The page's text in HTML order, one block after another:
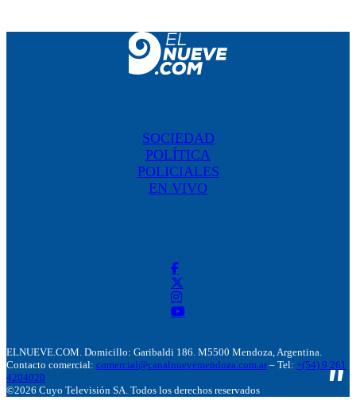
SOCIEDAD
POLÍTICA
POLICIALES
EN VIVO
ELNUEVE.COM. Domicillo: Garibaldi 186. M5500 Mendoza, Argentina.
Contacto comercial: comercial@canalnuevemendoza.com.ar – Tel: +(54) 9 261
4204020
©2026 Cuyo Televisión SA. Todos los derechos reservados